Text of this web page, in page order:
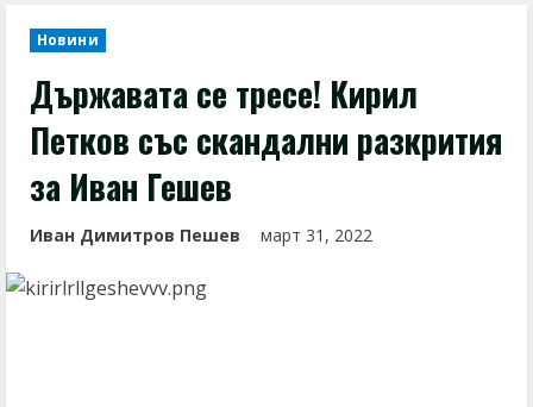
Новини
Държавата се тресе! Кирил
Петков със скандални разкрития
за Иван Гешев
Иван Димитров Пешев март 31, 2022